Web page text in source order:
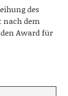
des
nach dem
Award für